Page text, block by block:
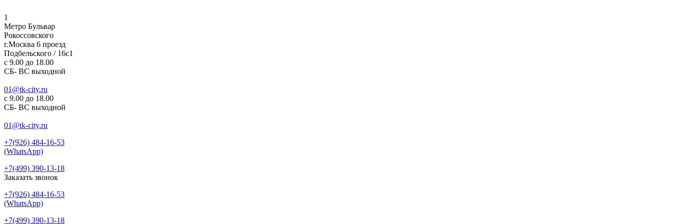
1
Метро Бульвар
Рокоссовского
г.Москва 6 проезд
Подбельского / 16с1
c 9.00 до 18.00
СБ- ВС выходной
01@tk-city.ru
c 9.00 до 18.00
СБ- ВС выходной
01@tk-city.ru
+7(926) 484-16-53
(WhatsApp)
+7(499) 390-13-18
Заказать звонок
+7(926) 484-16-53
(WhatsApp)
+7(499) 390-13-18